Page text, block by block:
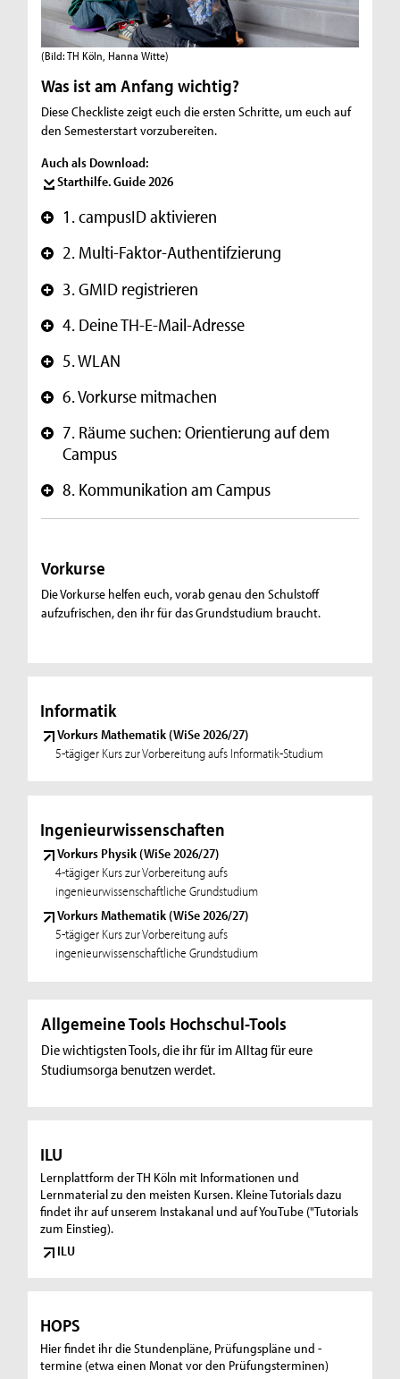
(Bild: TH Köln, Hanna Witte)
Was ist am Anfang wichtig?
Diese Checkliste zeigt euch die ersten Schritte, um euch auf
den Semesterstart vorzubereiten.
Auch als Download:
Starthilfe. Guide 2026
+ 1. campusID aktivieren
+ 2. Multi-Faktor-Authentifzierung
+ 3. GMID registrieren
+ 4. Deine TH-E-Mail-Adresse
+ 5. WLAN
+ 6. Vorkurse mitmachen
+ 7. Räume suchen: Orientierung auf dem
Campus
+ 8. Kommunikation am Campus
Vorkurse
Die Vorkurse helfen euch, vorab genau den Schulstoff
aufzufrischen, den ihr für das Grundstudium braucht.
Informatik
Vorkurs Mathematik (WiSe 2026/27)
5-tägiger Kurs zur Vorbereitung aufs Informatik-Studium
Ingenieurwissenschaften
Vorkurs Physik (WiSe 2026/27)
4-tägiger Kurs zur Vorbereitung aufs
ingenieurwissenschaftliche Grundstudium
Vorkurs Mathematik (WiSe 2026/27)
5-tägiger Kurs zur Vorbereitung aufs
ingenieurwissenschaftliche Grundstudium
Allgemeine Tools Hochschul-Tools
Die wichtigsten Tools, die ihr für im Alltag für eure
Studiumsorga benutzen werdet.
ILU
Lernplattform der TH Köln mit Informationen und
Lernmaterial zu den meisten Kursen. Kleine Tutorials dazu
findet ihr auf unserem Instakanal und auf YouTube ("Tutorials
zum Einstieg).
ILU
HOPS
Hier findet ihr die Stundenpläne, Prüfungspläne und -
termine (etwa einen Monat vor den Prüfungsterminen)